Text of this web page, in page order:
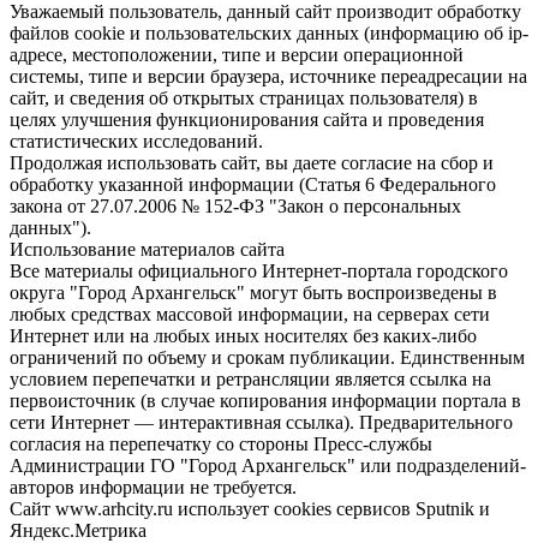
Уважаемый пользователь, данный сайт производит обработку
файлов cookie и пользовательских данных (информацию об ip-
адресе, местоположении, типе и версии операционной
системы, типе и версии браузера, источнике переадресации на
сайт, и сведения об открытых страницах пользователя) в
целях улучшения функционирования сайта и проведения
статистических исследований.
Продолжая использовать сайт, вы даете согласие на сбор и
обработку указанной информации (Статья 6 Федерального
закона от 27.07.2006 № 152-ФЗ "Закон о персональных
данных").
Использование материалов сайта
Все материалы официального Интернет-портала городского
округа "Город Архангельск" могут быть воспроизведены в
любых средствах массовой информации, на серверах сети
Интернет или на любых иных носителях без каких-либо
ограничений по объему и срокам публикации. Единственным
условием перепечатки и ретрансляции является ссылка на
первоисточник (в случае копирования информации портала в
сети Интернет — интерактивная ссылка). Предварительного
согласия на перепечатку со стороны Пресс-службы
Администрации ГО "Город Архангельск" или подразделений-
авторов информации не требуется.
Сайт www.arhcity.ru использует cookies сервисов Sputnik и
Яндекс.Метрика